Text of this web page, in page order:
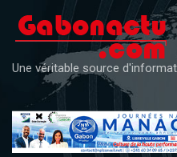
content
Une véritable source